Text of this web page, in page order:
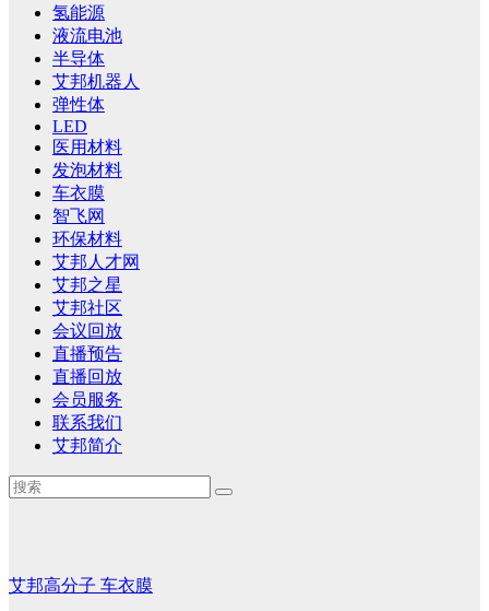
氢能源
液流电池
半导体
艾邦机器人
弹性体
LED
医用材料
发泡材料
车衣膜
智飞网
环保材料
艾邦人才网
艾邦之星
艾邦社区
会议回放
直播预告
直播回放
会员服务
联系我们
艾邦简介
艾邦高分子 车衣膜